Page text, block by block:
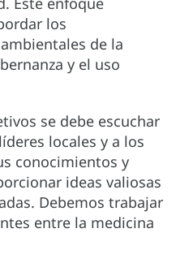
los
de la
y el uso
se debe escuchar
locales y a los
conocimientos y
ideas valiosas
Debemos trabajar
entre la medicina